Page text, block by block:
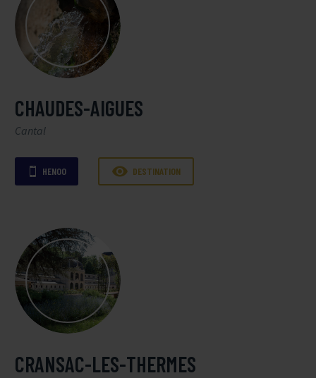
CHAUDES-AIGUES
Cantal
 HENOO  DESTINATION
CRANSAC-LES-THERMES